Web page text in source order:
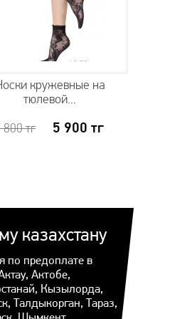
кружевные на
тюлевой...
800тг 5 900 тг
казахстану
по предоплате в
Актобе,
Кызылорда,
Талдыкорган, Тараз,